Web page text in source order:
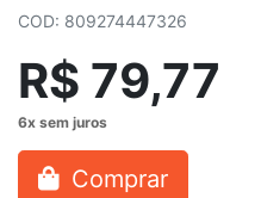
COD: 809274447326
R$ 79,77
Comprar